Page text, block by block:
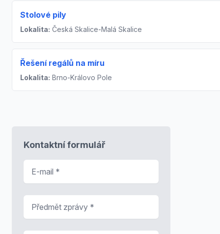
Stolové pily
Lokalita: Česká Skalice-Malá Skalice
Řešení regálů na míru
Lokalita: Brno-Královo Pole
Kontaktní formulář